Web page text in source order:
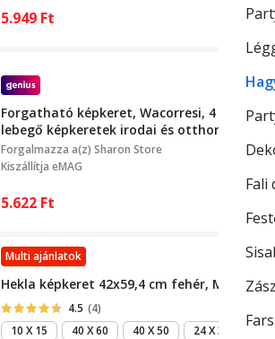
Fali
5.949 Ft
Forgatható képkeret, Wacorresi, 4 db 10
lebegő képkeretek irodai és otthoni
Forgalmazza a(z) Sharon Store
Kiszállítja eMAG
5.622 Ft
Multi ajánlatok
Hekla képkeret 42x59,4 cm fehér, MDF, fali
4.5 (4)
10 X 15
40 X 60 40 X 50
24 X 30